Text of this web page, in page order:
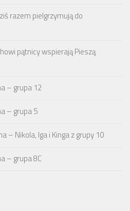
razem pielgrzymują do
pątnicy wspierają Pieszą
– grupa 12
– grupa 5
– Nikola, Iga i Kinga z grupy 10
– grupa 8C